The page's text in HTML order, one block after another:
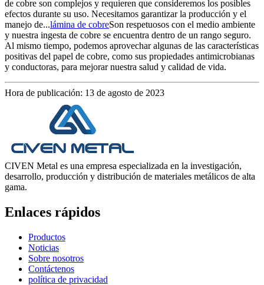
de cobre son complejos y requieren que consideremos los posibles
efectos durante su uso. Necesitamos garantizar la producción y el
manejo de...lámina de cobreSon respetuosos con el medio ambiente
y nuestra ingesta de cobre se encuentra dentro de un rango seguro.
Al mismo tiempo, podemos aprovechar algunas de las características
positivas del papel de cobre, como sus propiedades antimicrobianas
y conductoras, para mejorar nuestra salud y calidad de vida.
Hora de publicación: 13 de agosto de 2023
CIVEN Metal es una empresa especializada en la investigación,
desarrollo, producción y distribución de materiales metálicos de alta
gama.
Enlaces rápidos
Productos
Noticias
Sobre nosotros
Contáctenos
política de privacidad